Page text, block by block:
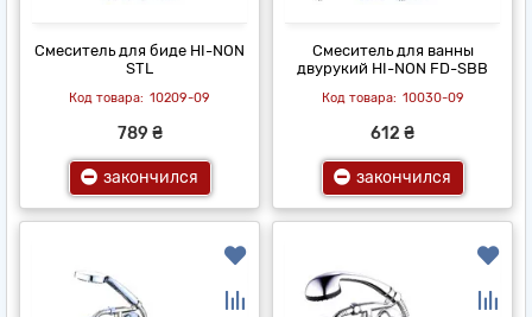
Смеситель для биде HI-NON
STL
10209-09
789 ₴
закончился
Смеситель для ванны
двурукий HI-NON FD-SBB
10030-09
612 ₴
закончился